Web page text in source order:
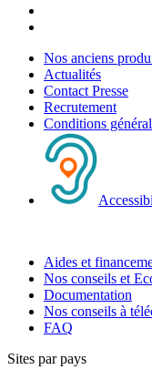
Nos anciens
Actualités
Contact Presse
Recrutement
Conditions
Aides et
Nos conseils et
Documentation
Nos conseils à
FAQ
Sites par pays